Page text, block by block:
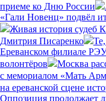
приеме ко Дню России
«Гали Новенц» подвёл
Живая история судеб
Дмитрия Писаренко
Ереванском филиале
волонтёров
Москва
с мемориалом «Мать
на ереванской сцене
Оппозиция продолжает